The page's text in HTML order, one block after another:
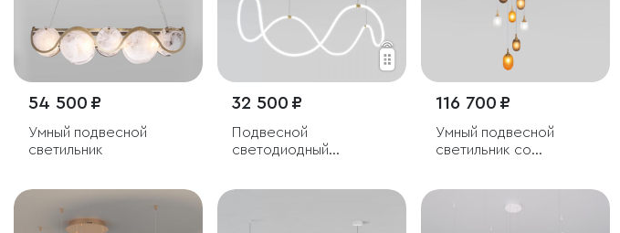
54 500 ₽
Умный подвесной
светильник
32 500 ₽
Подвесной
светодиодный
116 700 ₽
Умный подвесной
светильник со